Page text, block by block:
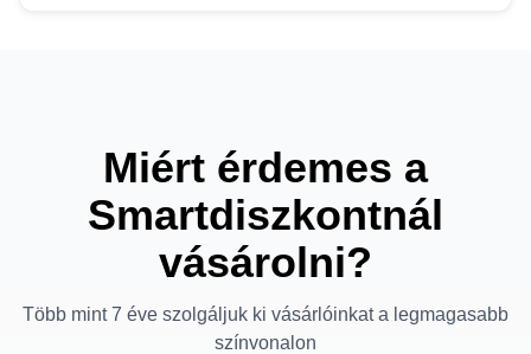
Miért érdemes a
Smartdiszkontnál
vásárolni?
Több mint 7 éve szolgáljuk ki vásárlóinkat a legmagasabb
színvonalon